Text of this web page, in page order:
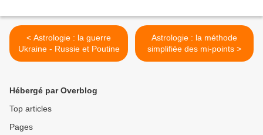
< Astrologie : la guerre
Ukraine - Russie et Poutine
Astrologie : la méthode
simplifiée des mi-points >
Hébergé par Overblog
Top articles
Pages